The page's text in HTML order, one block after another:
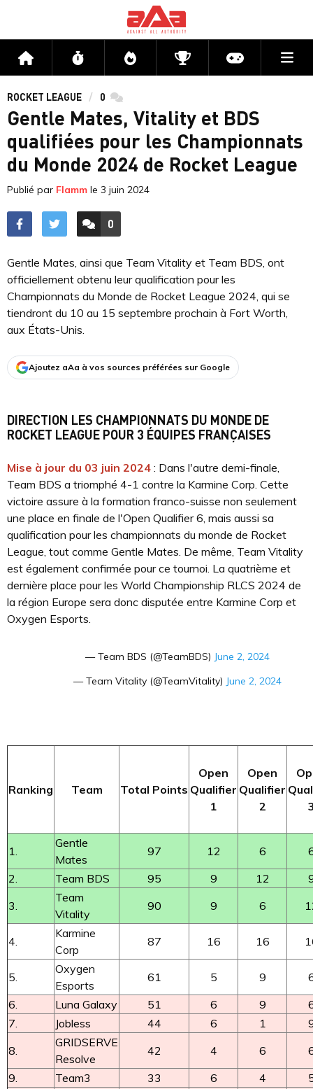
Accueil Flux Directs CompétitionsActu jeux
ROCKET LEAGUE 0 commentaires
Gentle Mates, Vitality et BDS
qualifiées pour les Championnats
du Monde 2024 de Rocket League
Publié par Flamm le 3 juin 2024
ACCÉDER AUX
0
COMMENTAIRES
Gentle Mates, ainsi que Team Vitality et Team BDS, ont
officiellement obtenu leur qualification pour les
Championnats du Monde de Rocket League 2024, qui se
tiendront du 10 au 15 septembre prochain à Fort Worth,
aux États-Unis.
Ajoutez aAa à vos sources préférées sur Google
DIRECTION LES CHAMPIONNATS DU MONDE DE
ROCKET LEAGUE POUR 3 ÉQUIPES FRANÇAISES
Mise à jour du 03 juin 2024 : Dans l'autre demi-finale,
Team BDS a triomphé 4-1 contre la Karmine Corp. Cette
victoire assure à la formation franco-suisse non seulement
une place en finale de l'Open Qualifier 6, mais aussi sa
qualification pour les championnats du monde de Rocket
League, tout comme Gentle Mates. De même, Team Vitality
est également confirmée pour ce tournoi. La quatrième et
dernière place pour les World Championship RLCS 2024 de
la région Europe sera donc disputée entre Karmine Corp et
Oxygen Esports.
— Team BDS (@TeamBDS) June 2, 2024
— Team Vitality (@TeamVitality) June 2, 2024
Ranking Team Total Points
Open
Qualifier
1
Open
Qualifier
2
1.
Gentle
Mates
97 12 6
2.
Team BDS 95 9 12
3.
Team
Vitality
90 9 6
4.
Karmine
Corp
87 16 16
5.
Oxygen
Esports
61 5 9
6.
Luna Galaxy 51 6 9
7.
Jobless 44 6 1
8.
GRIDSERVE
Resolve
42 4 6
9.
Team3 33 6 4